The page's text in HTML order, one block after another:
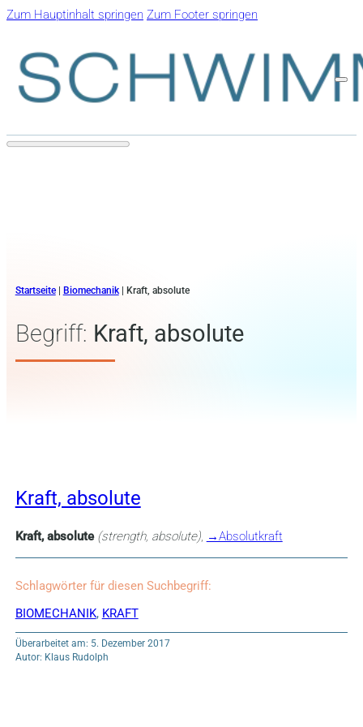
Zum Hauptinhalt springen Zum Footer springen
Startseite| Biomechanik| Kraft, absolute
Begriff: Kraft, absolute
Kraft, absolute
Kraft, absolute (strength, absolute), →Absolutkraft
Schlagwörter für diesen Suchbegriff:
BIOMECHANIK, KRAFT
Überarbeitet am: 5. Dezember 2017
Autor: Klaus Rudolph